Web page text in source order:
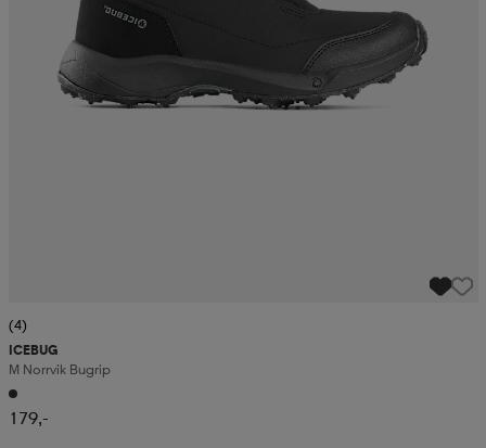
(4)
ICEBUG
M Norrvik Bugrip
179,-